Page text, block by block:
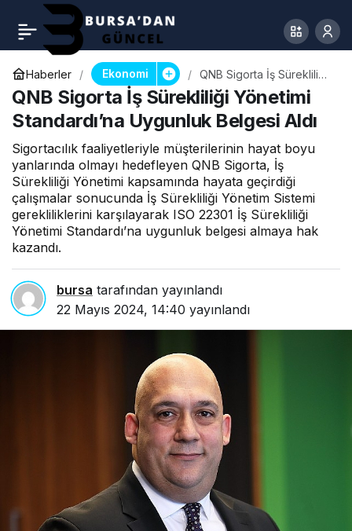
Haberler Ekonomi
QNB Sigorta İş Sürekliliği
Yönetimi Standardı’na
Uygunluk Belgesi Aldı
QNB Sigorta İş Sürekliliği Yönetimi
Standardı’na Uygunluk Belgesi Aldı
Sigortacılık faaliyetleriyle müşterilerinin hayat boyu
yanlarında olmayı hedefleyen QNB Sigorta, İş
Sürekliliği Yönetimi kapsamında hayata geçirdiği
çalışmalar sonucunda İş Sürekliliği Yönetim Sistemi
gerekliliklerini karşılayarak ISO 22301 İş Sürekliliği
Yönetimi Standardı’na uygunluk belgesi almaya hak
kazandı.
bursa tarafından yayınlandı
22 Mayıs 2024, 14:40 yayınlandı